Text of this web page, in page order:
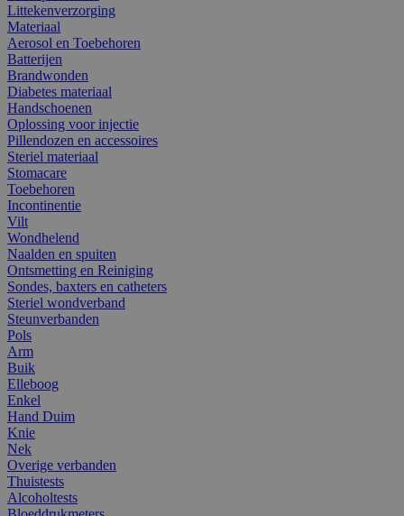
Littekenverzorging
Materiaal
Aerosol en Toebehoren
Batterijen
Brandwonden
Diabetes materiaal
Handschoenen
Oplossing voor injectie
Pillendozen en accessoires
Steriel materiaal
Stomacare
Toebehoren
Incontinentie
Vilt
Wondhelend
Naalden en spuiten
Ontsmetting en Reiniging
Sondes, baxters en catheters
Steriel wondverband
Steunverbanden
Pols
Arm
Buik
Elleboog
Enkel
Hand Duim
Knie
Nek
Overige verbanden
Thuistests
Alcoholtests